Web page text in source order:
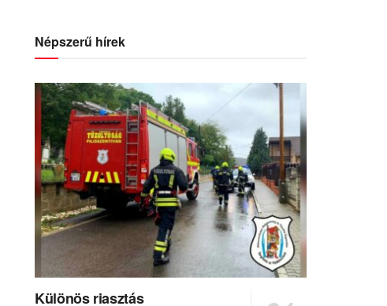
Népszerű hírek
Különös riasztás